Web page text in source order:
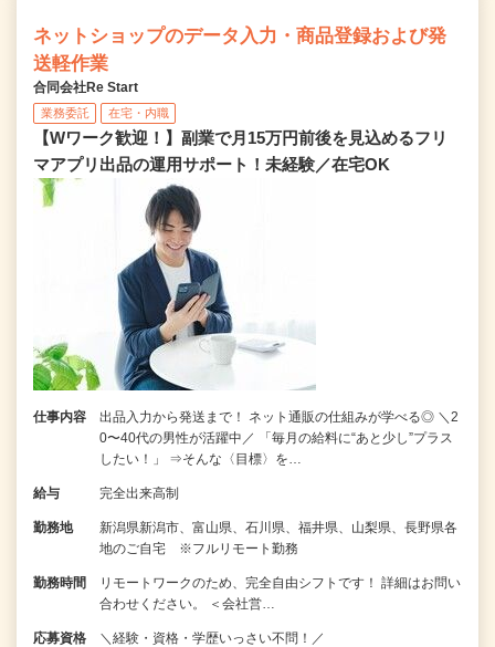
ネットショップのデータ入力・商品登録および発
送軽作業
合同会社Re Start
業務委託 在宅・内職
【Wワーク歓迎！】副業で月15万円前後を見込めるフリ
マアプリ出品の運用サポート！未経験／在宅OK
仕事内容
出品入力から発送まで！ ネット通販の仕組みが学べる◎ ＼2
0〜40代の男性が活躍中／ 「毎月の給料に“あと少し”プラス
したい！」 ⇒そんな〈目標〉を…
給与 完全出来高制
勤務地
新潟県新潟市、富山県、石川県、福井県、山梨県、長野県各
地のご自宅 ※フルリモート勤務
勤務時間
リモートワークのため、完全自由シフトです！ 詳細はお問い
合わせください。 ＜会社営…
応募資格 ＼経験・資格・学歴いっさい不問！／